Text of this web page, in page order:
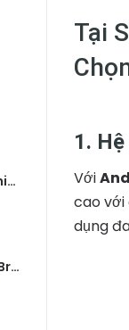
Review Bút Trình Chiếu K400 Laser 2.4G: Nhỏ Gọn, Ổn Định, Lý Tưởng Cho Giáo Viên Và Doanh Nghiệp
Máy Trợ Giảng WinBridge C007 Không Dây – Pin Lâu, Âm Thanh Rõ
Tại
1.
Với
cao với
dụng